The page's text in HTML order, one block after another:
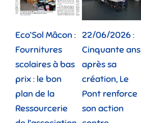
Eco’Sol Mâcon :
Fournitures
scolaires à bas
prix : le bon
plan de la
Ressourcerie
22/06/2026 :
Cinquante ans
après sa
création, Le
Pont renforce
son action